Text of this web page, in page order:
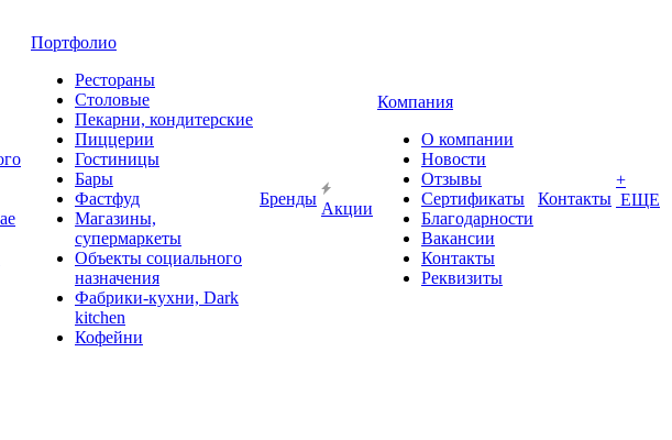
Портфолио
Рестораны
Столовые
Пекарни, кондитерские
Пиццерии
Гостиницы
Бары
Фастфуд
Магазины,
супермаркеты
Объекты социального
назначения
Фабрики-кухни, Dark
kitchen
Кофейни
Бренды
Акции
Компания
О компании
Новости
Отзывы
Сертификаты
Благодарности
Вакансии
Контакты
Реквизиты
Контакты
+
ЕЩЕ